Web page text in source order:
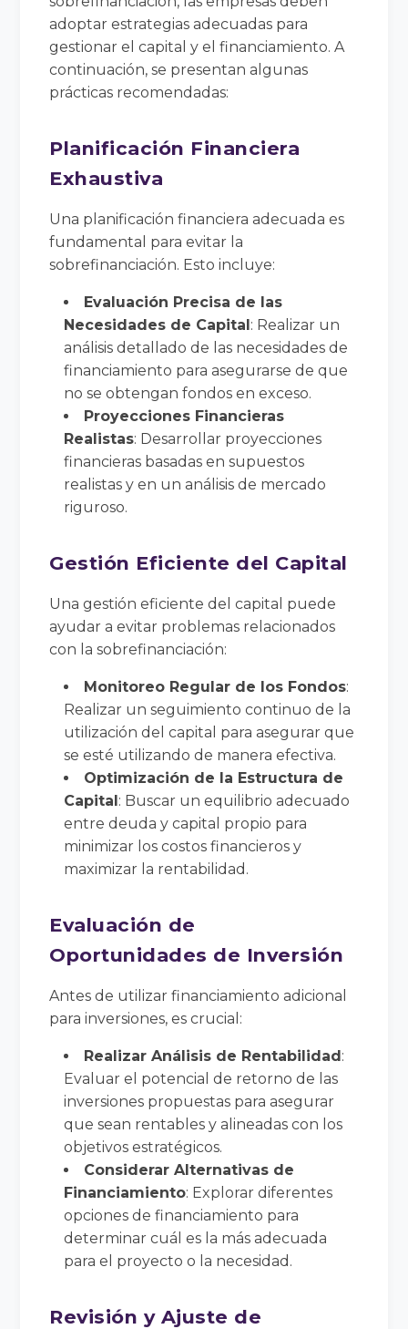
adoptar estrategias adecuadas para
gestionar el capital y el financiamiento. A
continuación, se presentan algunas
prácticas recomendadas:
Planificación Financiera
Exhaustiva
Una planificación financiera adecuada es
fundamental para evitar la
sobrefinanciación. Esto incluye:
Evaluación Precisa de las
Necesidades de Capital: Realizar un
análisis detallado de las necesidades de
financiamiento para asegurarse de que
no se obtengan fondos en exceso.
Proyecciones Financieras
Realistas: Desarrollar proyecciones
financieras basadas en supuestos
realistas y en un análisis de mercado
riguroso.
Gestión Eficiente del Capital
Una gestión eficiente del capital puede
ayudar a evitar problemas relacionados
con la sobrefinanciación:
Monitoreo Regular de los Fondos:
Realizar un seguimiento continuo de la
utilización del capital para asegurar que
se esté utilizando de manera efectiva.
Optimización de la Estructura de
Capital: Buscar un equilibrio adecuado
entre deuda y capital propio para
minimizar los costos financieros y
maximizar la rentabilidad.
Evaluación de
Oportunidades de Inversión
Antes de utilizar financiamiento adicional
para inversiones, es crucial:
Realizar Análisis de Rentabilidad:
Evaluar el potencial de retorno de las
inversiones propuestas para asegurar
que sean rentables y alineadas con los
objetivos estratégicos.
Considerar Alternativas de
Financiamiento: Explorar diferentes
opciones de financiamiento para
determinar cuál es la más adecuada
para el proyecto o la necesidad.
Revisión y Ajuste de